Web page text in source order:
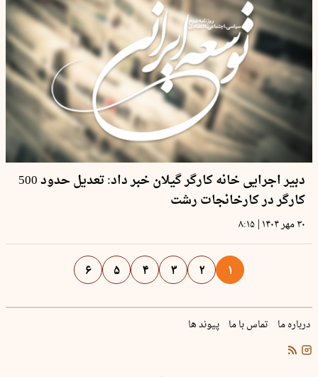
دبیر اجرایی خانه کارگر گیلان خبر داد: تعدیل حدود 500
کارگر در کارخانجات رشت
۳۰ مهر ۱۴۰۴ | ۸:۱۵
۱ ۲ ۳ ۴ ۵ ۶
درباره ما تماس با ما پیوند ها